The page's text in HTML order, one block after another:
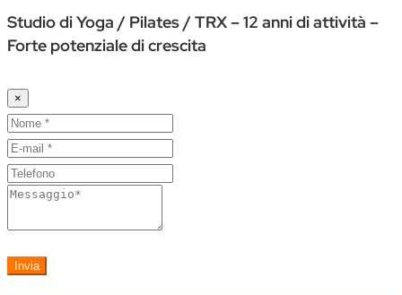
Studio di Yoga / Pilates / TRX – 12 anni di attività –
Forte potenziale di crescita
×
Invia